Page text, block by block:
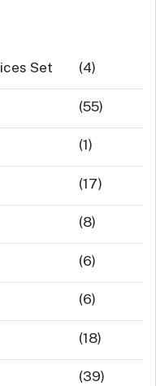
Set (4)
(55)
(1)
(17)
(8)
(6)
(6)
(18)
(39)